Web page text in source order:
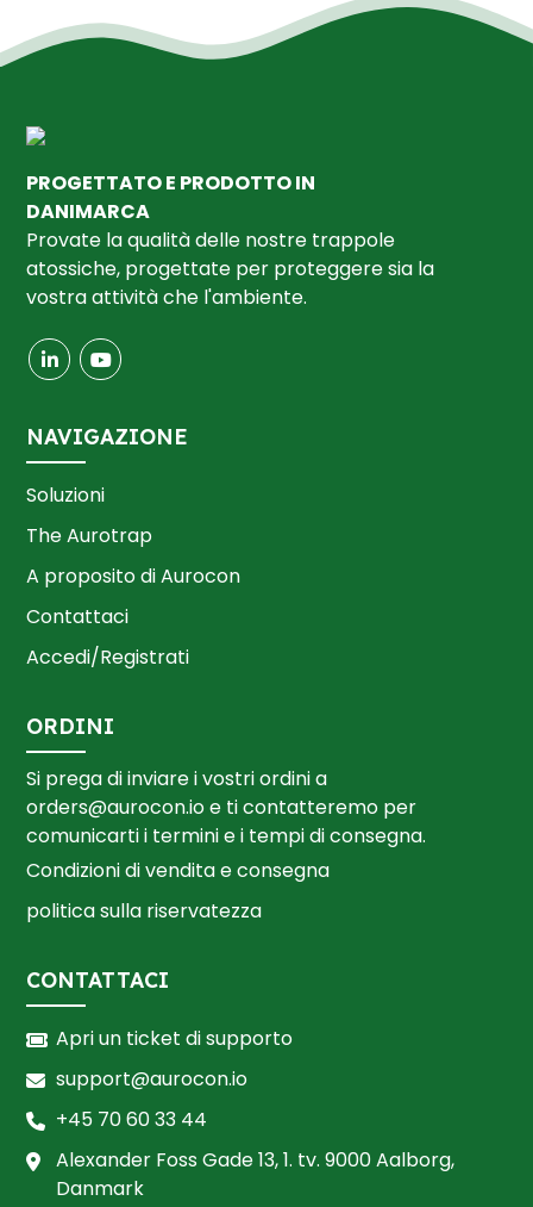
PROGETTATO E PRODOTTO IN
DANIMARCA
Provate la qualità delle nostre trappole
atossiche, progettate per proteggere sia la
vostra attività che l'ambiente.
NAVIGAZIONE
Soluzioni
The Aurotrap
A proposito di Aurocon
Contattaci
Accedi/Registrati
ORDINI
Si prega di inviare i vostri ordini a
orders@aurocon.ioe ti contatteremo per
comunicarti i termini e i tempi di consegna.
Condizioni di vendita e consegna
politica sulla riservatezza
CONTATTACI
Apri un ticket di supporto
support@aurocon.io
+45 70 60 33 44
Alexander Foss Gade 13, 1. tv. 9000 Aalborg,
Danmark